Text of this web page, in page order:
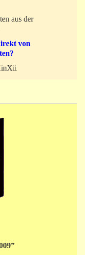
aus der
von